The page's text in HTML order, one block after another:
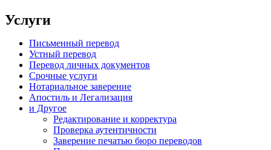
Услуги
Письменный перевод
Устный перевод
Перевод личных документов
Срочные услуги
Нотариальное заверение
Апостиль и Легализация
и Другое
Редактирование и корректура
Проверка аутентичности
Заверение печатью бюро переводов